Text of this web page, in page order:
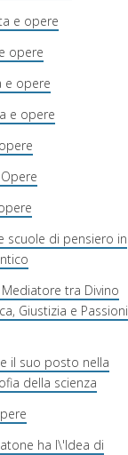
e opere
opere
e opere
e opere
scuole di pensiero in
tra Divino
Giustizia e Passioni
il suo posto nella
della scienza
ha l\'Idea di